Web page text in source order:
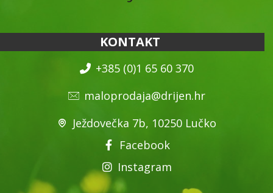
KONTAKT
+385 (0)1 65 60 370
maloprodaja@drijen.hr
Ježdovečka 7b, 10250 Lučko
Facebook
Instagram